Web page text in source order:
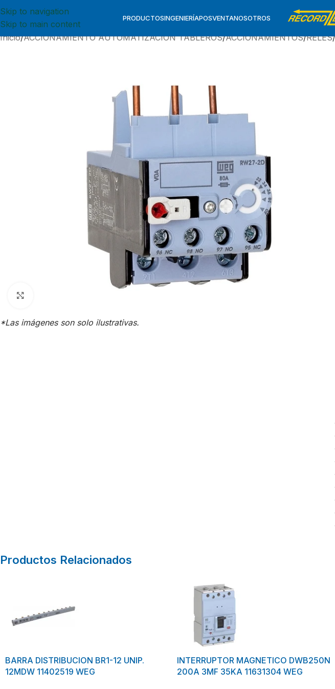
Skip to navigation
Skip to main content
PRODUCTOSINGENIERÍAPOSVENTANOSOTROS
Inicio ACCIONAMIENTO AUTOMATIZACION TABLEROS ACCIONAMIENTOS RELES
*Las imágenes son solo ilustrativas.
Productos Relacionados
BARRA DISTRIBUCION BR1-12 UNIP.
12MDW 11402519 WEG
INTERRUPTOR MAGNETICO DWB250N
200A 3MF 35KA 11631304 WEG